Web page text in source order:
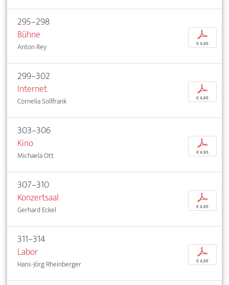
295–298
Bühne
Anton Rey
p
€ 4,95
299–302
Internet
Cornelia Sollfrank
p
€ 4,95
303–306
Kino
Michaela Ott
p
€ 4,95
307–310
Konzertsaal
Gerhard Eckel
p
€ 4,95
311–314
Labor
Hans-Jörg Rheinberger
p
€ 4,95